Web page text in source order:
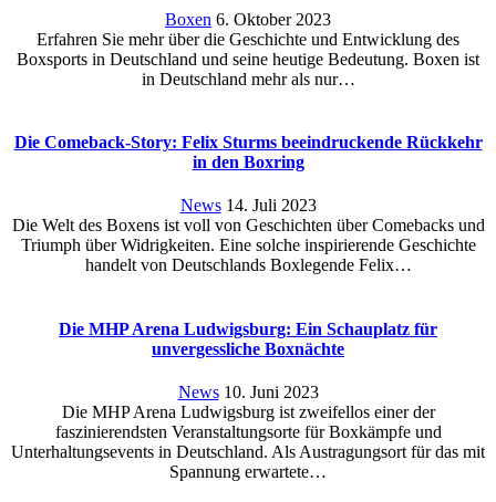
Boxen 6. Oktober 2023
Erfahren Sie mehr über die Geschichte und Entwicklung des
Boxsports in Deutschland und seine heutige Bedeutung. Boxen ist
in Deutschland mehr als nur…
Die Comeback-Story: Felix Sturms beeindruckende Rückkehr
in den Boxring
News 14. Juli 2023
Die Welt des Boxens ist voll von Geschichten über Comebacks und
Triumph über Widrigkeiten. Eine solche inspirierende Geschichte
handelt von Deutschlands Boxlegende Felix…
Die MHP Arena Ludwigsburg: Ein Schauplatz für
unvergessliche Boxnächte
News 10. Juni 2023
Die MHP Arena Ludwigsburg ist zweifellos einer der
faszinierendsten Veranstaltungsorte für Boxkämpfe und
Unterhaltungsevents in Deutschland. Als Austragungsort für das mit
Spannung erwartete…